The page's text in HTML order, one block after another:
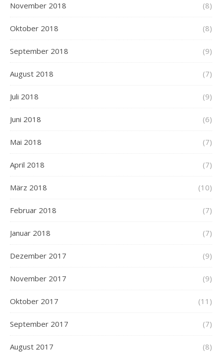
November 2018 (8)
Oktober 2018 (8)
September 2018 (9)
August 2018 (7)
Juli 2018 (9)
Juni 2018 (6)
Mai 2018 (7)
April 2018 (7)
März 2018 (10)
Februar 2018 (7)
Januar 2018 (7)
Dezember 2017 (9)
November 2017 (9)
Oktober 2017 (11)
September 2017 (7)
August 2017 (8)